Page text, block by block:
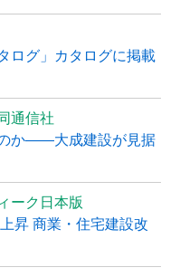
ログ」カタログに掲載
通信社
か――大成建設が見据
ーク日本版
昇 商業・住宅建設改